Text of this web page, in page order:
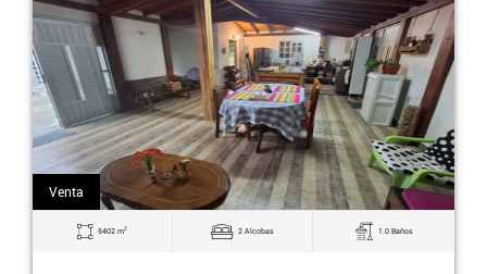
Venta
5402 m2 2 Alcobas 1.0 Baños